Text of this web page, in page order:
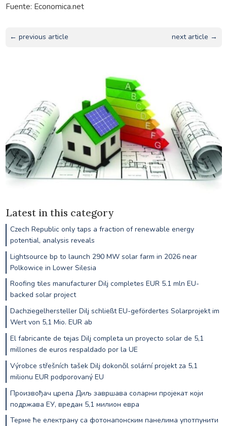
Fuente: Economica.net
← previous article next article →
Latest in this category
Czech Republic only taps a fraction of renewable energy
potential, analysis reveals
Lightsource bp to launch 290 MW solar farm in 2026 near
Polkowice in Lower Silesia
Roofing tiles manufacturer Dilj completes EUR 5.1 mln EU-
backed solar project
Dachziegelhersteller Dilj schließt EU-gefördertes Solarprojekt im
Wert von 5,1 Mio. EUR ab
El fabricante de tejas Dilj completa un proyecto solar de 5,1
millones de euros respaldado por la UE
Výrobce střešních tašek Dilj dokončil solární projekt za 5,1
milionu EUR podporovaný EU
Произвођач црепа Диљ завршава соларни пројекат који
подржава ЕУ, вредан 5,1 милион евра
Терме ће електрану са фотонапонским панелима употпунити